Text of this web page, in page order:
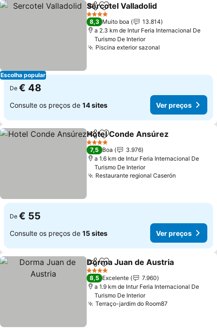
Escolha popular
PartilharAdicionar aos favoritos
Sercotel Valladolid
4 Estrelas
8,3 Muito boa
13.814
a 2.3 km de Intur Feria Internacional De
Turismo De Interior
Piscina exterior sazonal
De € 48
Consulte os preços de 14 sites Ver preços
PartilharAdicionar aos favoritos
Hotel Conde Ansúrez
4 Estrelas
7,5 Boa
3.976
a 1.6 km de Intur Feria Internacional De
Turismo De Interior
Restaurante regional Caserón
De € 55
Consulte os preços de 15 sites Ver preços
PartilharAdicionar aos favoritos
Dorma Juan de Austria
4 Estrelas
8,5 Excelente
7.960
a 1.9 km de Intur Feria Internacional De
Turismo De Interior
Terraço-jardim do Room87